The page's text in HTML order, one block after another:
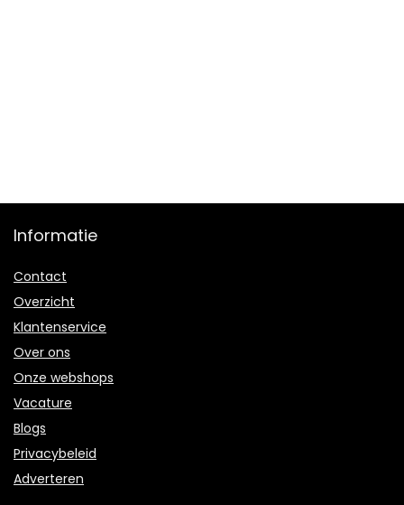
Informatie
Contact
Overzicht
Klantenservice
Over ons
Onze webshops
Vacature
Blogs
Privacybeleid
Adverteren